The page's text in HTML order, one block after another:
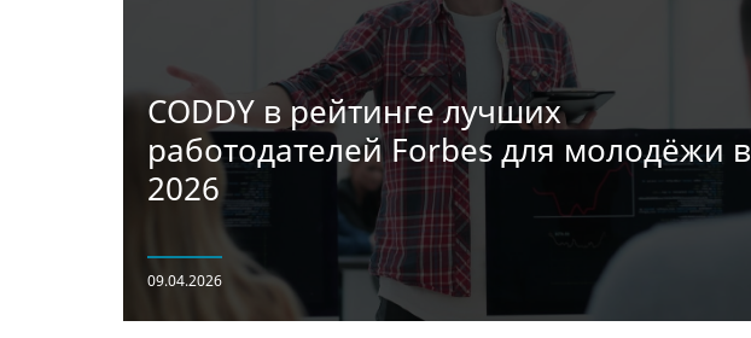
CODDY в рейтинге лучших
работодателей Forbes для молодёжи в
2026
09.04.2026